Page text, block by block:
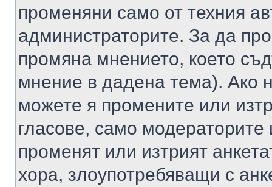
променяни само от техния
администраторите. За да
промяна мнението, което
мнение в дадена тема). Ако
можете я промените или
гласове, само
променят или изтрият
хора, злоупотребяващи с